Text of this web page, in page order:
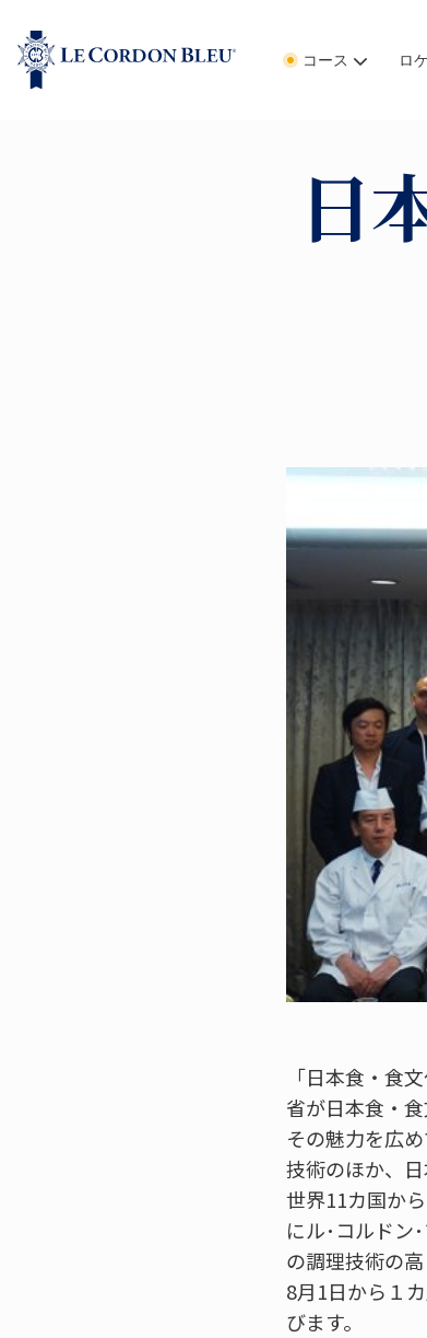
コース ロ
日
「日本食・食
省が日本食・
その魅力を広
技術のほか、
世界11カ国か
にル･コルドン
の調理技術の
8月1日から１
びます。